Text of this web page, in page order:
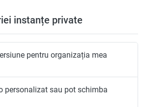
instanțe private
pentru organizația mea
personalizat sau pot schimba